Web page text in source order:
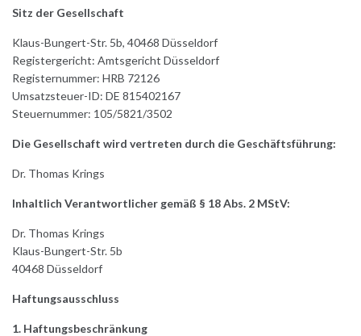
Sitz der Gesellschaft
Klaus-Bungert-Str. 5b, 40468 Düsseldorf
Registergericht: Amtsgericht Düsseldorf
Registernummer: HRB 72126
Umsatzsteuer-ID: DE 815402167
Steuernummer: 105/5821/3502
Die Gesellschaft wird vertreten durch die Geschäftsführung:
Dr. Thomas Krings
Inhaltlich Verantwortlicher gemäß § 18 Abs. 2 MStV:
Dr. Thomas Krings
Klaus-Bungert-Str. 5b
40468 Düsseldorf
Haftungsausschluss
1. Haftungsbeschränkung